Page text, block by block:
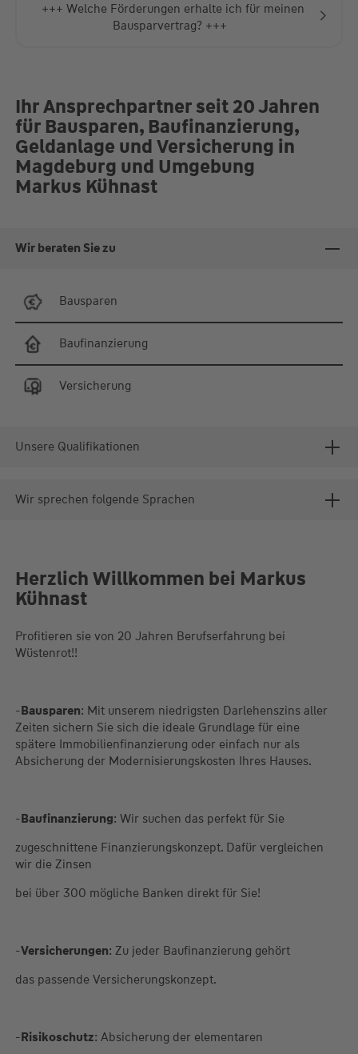
+++ Welche Förderungen erhalte ich für meinen
Bausparvertrag? +++
Ihr Ansprechpartner seit 20 Jahren
für Bausparen, Baufinanzierung,
Geldanlage und Versicherung in
Magdeburg und Umgebung
Markus Kühnast
Wir beraten Sie zu
Bausparen
Baufinanzierung
Versicherung
Unsere Qualifikationen
Wir sprechen folgende Sprachen
Herzlich Willkommen bei Markus
Kühnast
Profitieren sie von 20 Jahren Berufserfahrung bei
Wüstenrot!!
-Bausparen: Mit unserem niedrigsten Darlehenszins aller
Zeiten sichern Sie sich die ideale Grundlage für eine
spätere Immobilienfinanzierung oder einfach nur als
Absicherung der Modernisierungskosten Ihres Hauses.
-Baufinanzierung: Wir suchen das perfekt für Sie
zugeschnittene Finanzierungskonzept. Dafür vergleichen
wir die Zinsen
bei über 300 mögliche Banken direkt für Sie!
-Versicherungen: Zu jeder Baufinanzierung gehört
das passende Versicherungskonzept.
-Risikoschutz: Absicherung der elementaren